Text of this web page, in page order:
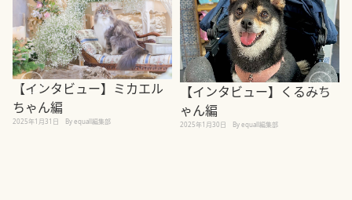
【インタビュー】ミカエル
ちゃん編
2025年1月31日 By equall編集部
【インタビュー】くるみち
ゃん編
2025年1月30日 By equall編集部